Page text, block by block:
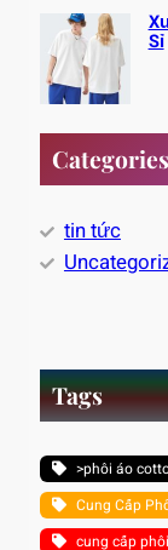
Sỉ
Categories
tin tức
Tags
>phôi áo
Cung Cấp
cung cấp